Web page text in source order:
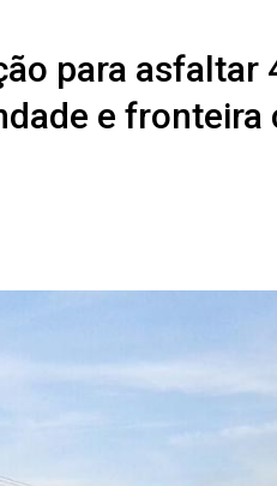
para asfaltar
e fronteira